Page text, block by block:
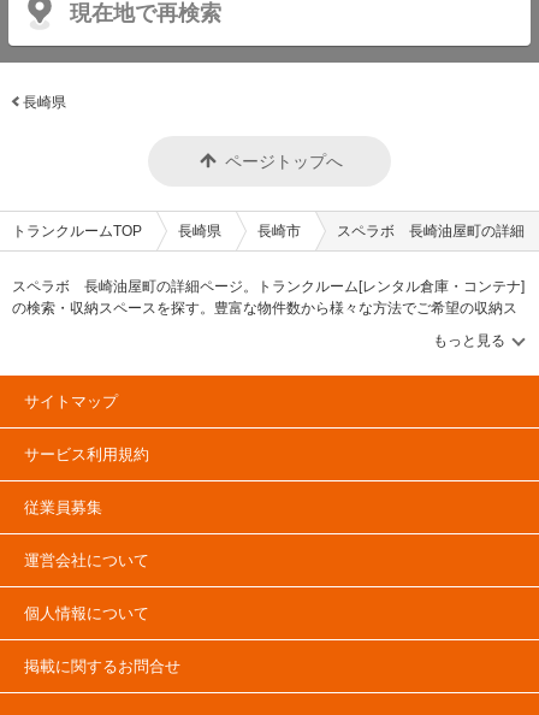
現在地で再検索
長崎県
ページトップへ
トランクルームTOP 長崎県 長崎市 スペラボ 長崎油屋町の詳細
スペラボ 長崎油屋町の詳細ページ。トランクルーム[レンタル倉庫・コンテナ]
の検索・収納スペースを探す。豊富な物件数から様々な方法でご希望の収納ス
ペースを簡単に探せるトランクルーム情報サイトです。スペラボ 長崎油屋町
の住所・最寄りの駅、物件タイプのご紹介や料金表、お得なキャンペーン情報
もあります。気になる物件タイプを見つけたら、メールか電話でお問合せが可
能です（無料）。
サイトマップ
サービス利用規約
従業員募集
運営会社について
個人情報について
掲載に関するお問合せ